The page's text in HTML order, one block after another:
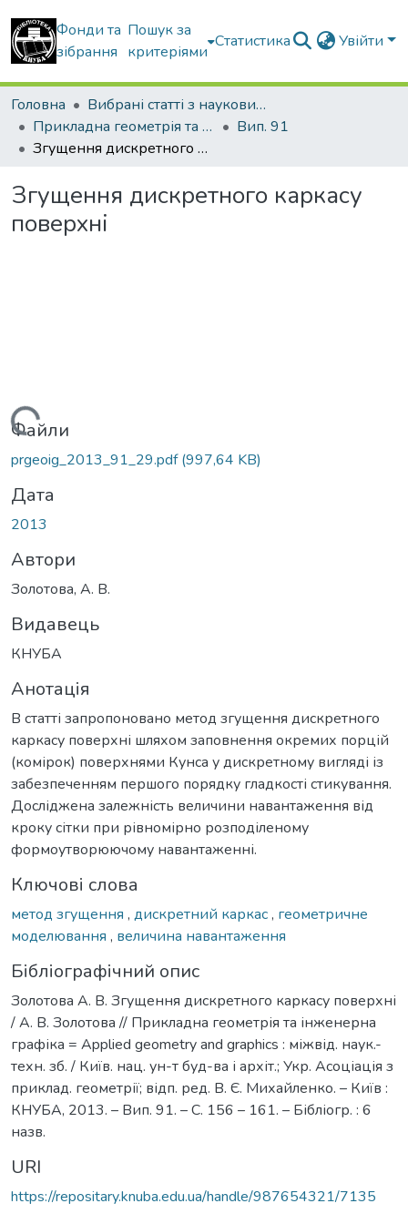
Фонди та
зібрання
Пошук за
критеріями
Статистика Увійти
Головна
Вибрані статті з наукових збірників КНУБА
Прикладна геометрія та інженерна графіка
Вип. 91
Згущення дискретного каркасу поверхні
Згущення дискретного каркасу
поверхні
Вантажиться...
Файли
prgeoig_2013_91_29.pdf(997,64 KB)
Дата
2013
Автори
Золотова, А. В.
Видавець
КНУБА
Анотація
В статті запропоновано метод згущення дискретного
каркасу поверхні шляхом заповнення окремих порцій
(комірок) поверхнями Кунса у дискретному вигляді із
забезпеченням першого порядку гладкості стикування.
Досліджена залежність величини навантаження від
кроку сітки при рівномірно розподіленому
формоутворюючому навантаженні.
Ключові слова
метод згущення , дискретний каркас, геометричне
моделювання , величина навантаження
Бібліографічний опис
Золотова А. В. Згущення дискретного каркасу поверхні
/ А. В. Золотова // Прикладна геометрія та інженерна
графіка = Applied geometry and graphics : міжвід. наук.-
техн. зб. / Київ. нац. ун-т буд-ва і архіт.; Укр. Асоціація з
приклад. геометрії; відп. ред. В. Є. Михайленко. – Київ :
КНУБА, 2013. – Вип. 91. – С. 156 – 161. – Бібліогр. : 6
назв.
URI
https://repositary.knuba.edu.ua/handle/987654321/7135